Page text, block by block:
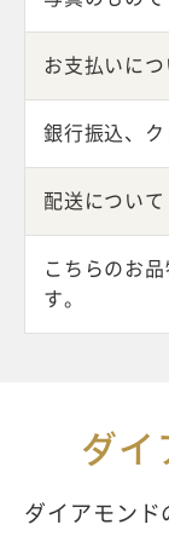
お支払いにつ
銀行振込、ク
配送について
こちらのお
す。
ダイ
ダイアモンド